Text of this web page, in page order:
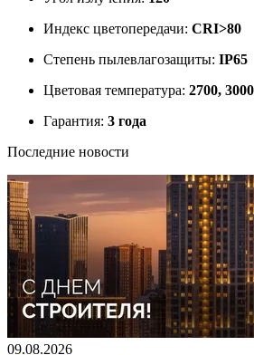
Индекс цветопередачи: CRI>80
Степень пылевлагозащиты: IP65
Цветовая температура: 2700,
Гарантия: 3 года
Последние новости
09.08.2026